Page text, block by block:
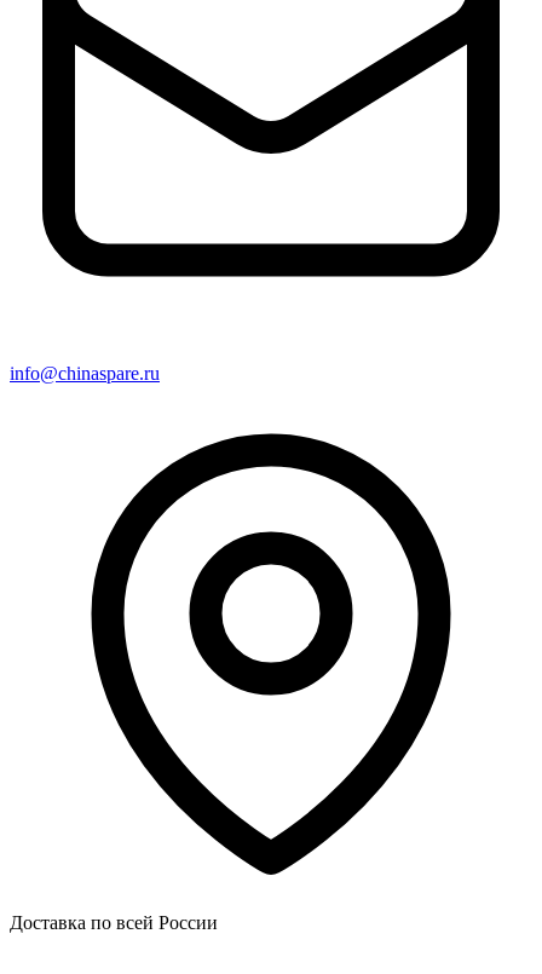
info@chinaspare.ru
Доставка по всей России